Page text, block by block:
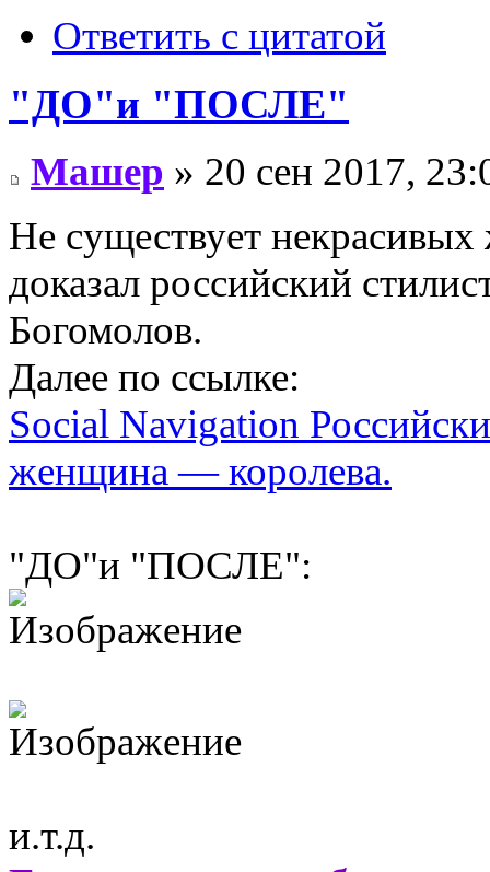
Ответить с цитатой
"ДО"и "ПОСЛЕ"
Машер » 20 сен 2017,
Не существует
доказал российский
Богомолов.
Далее по ссылке:
Social Navigation
женщина — королева.
"ДО"и "ПОСЛЕ":
и.т.д.